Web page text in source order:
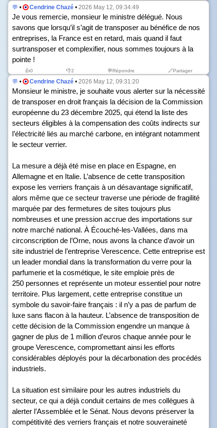
💬 • Cendrine Chazé • 2026 May 12, 09:34:49
Je vous remercie, monsieur le ministre délégué. Nous
savons que lorsqu’il s’agit de transposer au bénéfice de nos
entreprises, la France est en retard, mais quand il faut
surtransposer et complexifier, nous sommes toujours à la
pointe !
👍0 👎2 💬Répondre 🔗Partager
💬 • Cendrine Chazé • 2026 May 12, 09:31:20
Monsieur le ministre, je souhaite vous alerter sur la nécessité
de transposer en droit français la décision de la Commission
européenne du 23 décembre 2025, qui étend la liste des
secteurs éligibles à la compensation des coûts indirects sur
l’électricité liés au marché carbone, en intégrant notamment
le secteur verrier.
La mesure a déjà été mise en place en Espagne, en
Allemagne et en Italie. L’absence de cette transposition
expose les verriers français à un désavantage significatif,
alors même que ce secteur traverse une période de fragilité
marquée par des fermetures de sites toujours plus
nombreuses et une pression accrue des importations sur
notre marché national. À Écouché-les-Vallées, dans ma
circonscription de l’Orne, nous avons la chance d’avoir un
site industriel de l’entreprise Verescence. Cette entreprise est
un leader mondial dans la transformation du verre pour la
parfumerie et la cosmétique, le site emploie près de
250 personnes et représente un moteur essentiel pour notre
territoire. Plus largement, cette entreprise constitue un
symbole du savoir-faire français : il n’y a pas de parfum de
luxe sans flacon à la hauteur. L’absence de transposition de
cette décision de la Commission engendre un manque à
gagner de plus de 1 million d’euros chaque année pour le
groupe Verescence, compromettant ainsi les efforts
considérables déployés pour la décarbonation des procédés
industriels.
La situation est similaire pour les autres industriels du
secteur, ce qui a déjà conduit certains de mes collègues à
alerter l’Assemblée et le Sénat. Nous devons préserver la
compétitivité des verriers français et notre souveraineté